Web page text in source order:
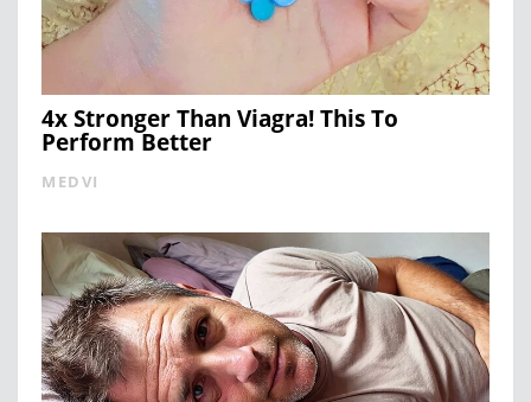
4x Stronger Than Viagra! This To
Perform Better
MEDVI